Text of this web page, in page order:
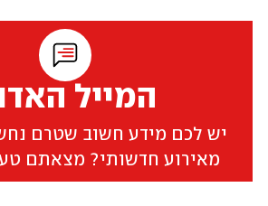
המייל
יש לכם מידע חשוב שטרם
מאירוע חדשותי? מצאתם